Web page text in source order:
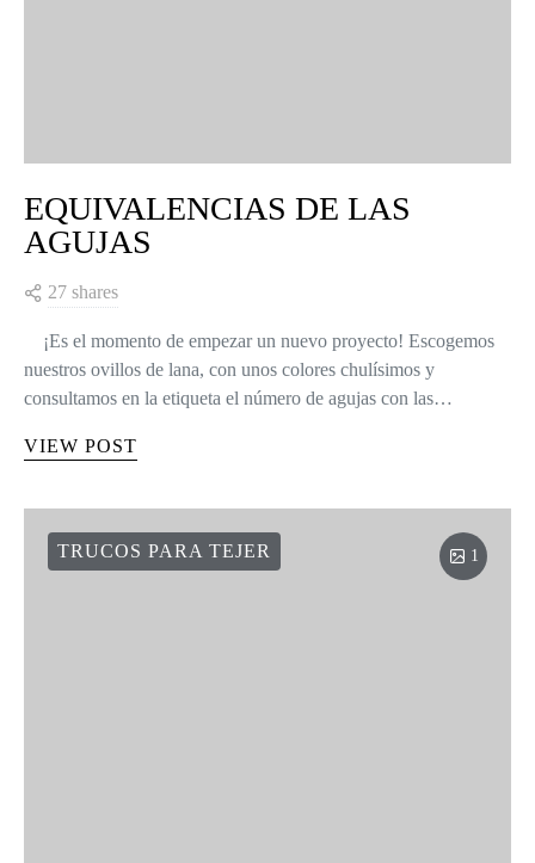
EQUIVALENCIAS DE LAS
AGUJAS
27 shares
¡Es el momento de empezar un nuevo proyecto! Escogemos
nuestros ovillos de lana, con unos colores chulísimos y
consultamos en la etiqueta el número de agujas con las…
VIEW POST
TRUCOS PARA TEJER 1